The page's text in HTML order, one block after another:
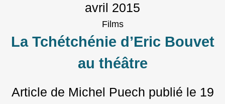
avril 2015
Films
La Tchétchénie d’Eric Bouvet
au théâtre
Article de Michel Puech publié le 19